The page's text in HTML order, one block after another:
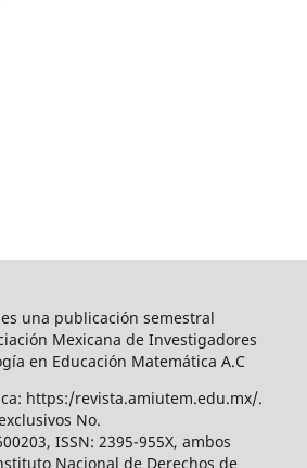
una publicación semestral
Mexicana de Investigadores
en Educación Matemática A.C
https:/revista.amiutem.edu.mx/.
No.
ISSN: 2395-955X, ambos
Nacional de Derechos de